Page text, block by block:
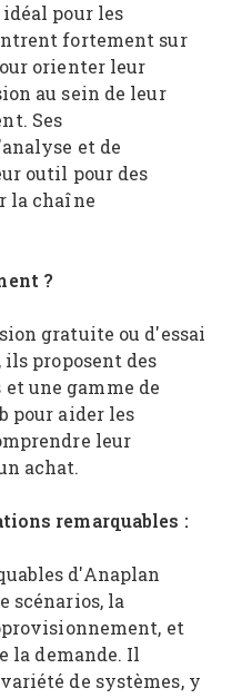
pour les
fortement sur
orienter leur
au sein de leur
Ses
et de
outil pour des
la chaîne
?
gratuite ou d'essai
proposent des
une gamme de
pour aider les
leur
achat.
remarquables :
d'Anaplan
la
et
la demande. Il
de systèmes, y